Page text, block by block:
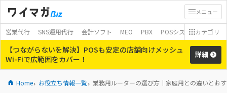
メニュー
営業代行 SNS運用代行 会計ソフト MEO PBX POSシステム モバイ
カテゴリ
【つながらないを解決】POSも安定の店舗向けメッシュ
Wi-Fiで広範囲をカバー！
詳細
Home お役立ち情報一覧 業務用ルーターの選び方｜家庭用との違いとお